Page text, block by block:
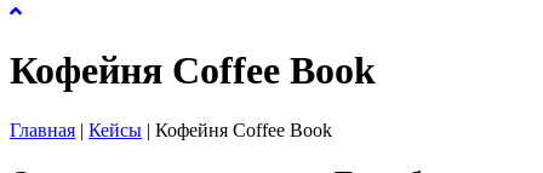
Кофейня Coffee Book
Главная | Кейсы | Кофейня Coffee Book